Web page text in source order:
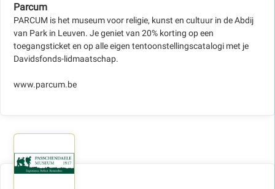
Parcum
PARCUM is het museum voor religie, kunst en cultuur in de Abdij
van Park in Leuven. Je geniet van 20% korting op een
toegangsticket en op alle eigen tentoonstellingscatalogi met je
Davidsfonds-lidmaatschap.
www.parcum.be